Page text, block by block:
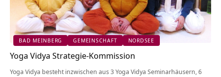
BAD MEINBERG GEMEINSCHAFT NORDSEE
Yoga Vidya Strategie-Kommission
Yoga Vidya besteht inzwischen aus 3 Yoga Vidya Seminarhäusern, 6